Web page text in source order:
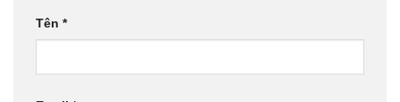
Tên *